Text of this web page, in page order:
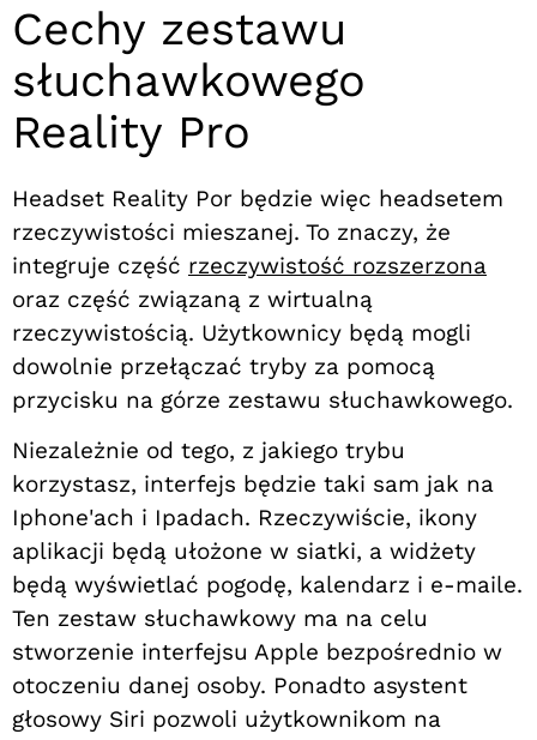
Cechy zestawu
słuchawkowego
Reality Pro
Headset Reality Por będzie więc headsetem
rzeczywistości mieszanej. To znaczy, że
integruje część rzeczywistość rozszerzona
oraz część związaną z wirtualną
rzeczywistością. Użytkownicy będą mogli
dowolnie przełączać tryby za pomocą
przycisku na górze zestawu słuchawkowego.
Niezależnie od tego, z jakiego trybu
korzystasz, interfejs będzie taki sam jak na
Iphone'ach i Ipadach. Rzeczywiście, ikony
aplikacji będą ułożone w siatki, a widżety
będą wyświetlać pogodę, kalendarz i e-maile.
Ten zestaw słuchawkowy ma na celu
stworzenie interfejsu Apple bezpośrednio w
otoczeniu danej osoby. Ponadto asystent
głosowy Siri pozwoli użytkownikom na